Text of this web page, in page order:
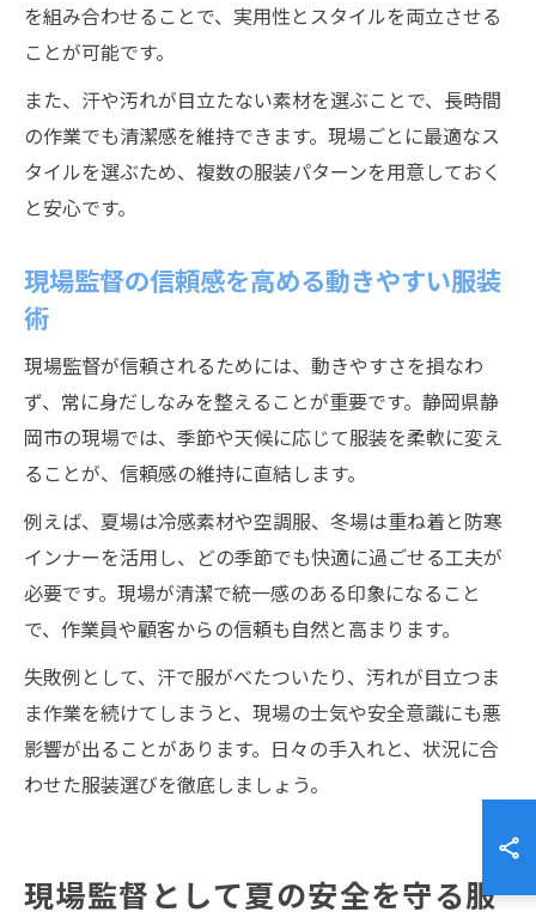
を組み合わせることで、実用性とスタイルを両立させる
ことが可能です。
また、汗や汚れが目立たない素材を選ぶことで、長時間
の作業でも清潔感を維持できます。現場ごとに最適なス
タイルを選ぶため、複数の服装パターンを用意しておく
と安心です。
現場監督の信頼感を高める動きやすい服装
術
現場監督が信頼されるためには、動きやすさを損なわ
ず、常に身だしなみを整えることが重要です。静岡県静
岡市の現場では、季節や天候に応じて服装を柔軟に変え
ることが、信頼感の維持に直結します。
例えば、夏場は冷感素材や空調服、冬場は重ね着と防寒
インナーを活用し、どの季節でも快適に過ごせる工夫が
必要です。現場が清潔で統一感のある印象になること
で、作業員や顧客からの信頼も自然と高まります。
失敗例として、汗で服がべたついたり、汚れが目立つま
ま作業を続けてしまうと、現場の士気や安全意識にも悪
影響が出ることがあります。日々の手入れと、状況に合
わせた服装選びを徹底しましょう。
現場監督として夏の安全を守る服